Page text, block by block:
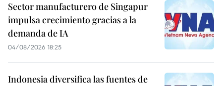
Sector manufacturero de Singapur
impulsa crecimiento gracias a la
demanda de IA
04/08/2026 18:25
Indonesia diversifica las fuentes de